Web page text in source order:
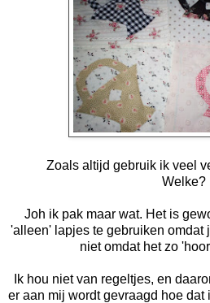
Zoals altijd gebruik ik veel
Welke?
Joh ik pak maar wat. Het is
'alleen' lapjes te gebruiken omdat
niet omdat het zo
Ik hou niet van regeltjes, en
er aan mij wordt gevraagd hoe